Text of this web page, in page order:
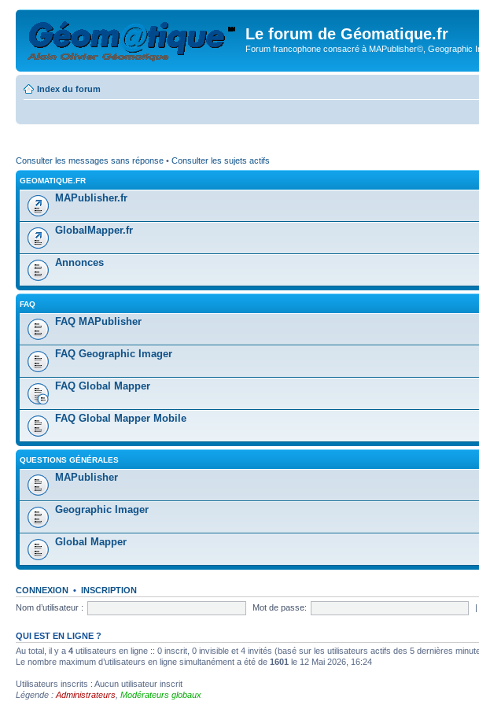
Le forum de Géomatique.fr
Forum francophone consacré à MAPublisher©, Geographic
Index du forum
Consulter les messages sans réponse • Consulter les sujets actifs
GEOMATIQUE.FR
MAPublisher.fr
GlobalMapper.fr
Annonces
FAQ
FAQ MAPublisher
FAQ Geographic Imager
FAQ Global Mapper
FAQ Global Mapper Mobile
QUESTIONS GÉNÉRALES
MAPublisher
Geographic Imager
Global Mapper
CONNEXION • INSCRIPTION
Nom d’utilisateur :
Mot de passe: |
QUI EST EN LIGNE ?
Au total, il y a 4 utilisateurs en ligne :: 0 inscrit, 0 invisible et 4 invités (basé sur les utilisateurs actifs des 5 dernières
Le nombre maximum d’utilisateurs en ligne simultanément a été de 1601 le 12 Mai 2026, 16:24
Utilisateurs inscrits : Aucun utilisateur inscrit
Légende : Administrateurs Modérateurs globaux